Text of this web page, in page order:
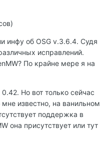
инфу об OSG v.3.6.4. Судя
исправлений.
По крайне мере я на
Но вот только сейчас
известно, на ванильном
поддержка в
она присутствует или тут